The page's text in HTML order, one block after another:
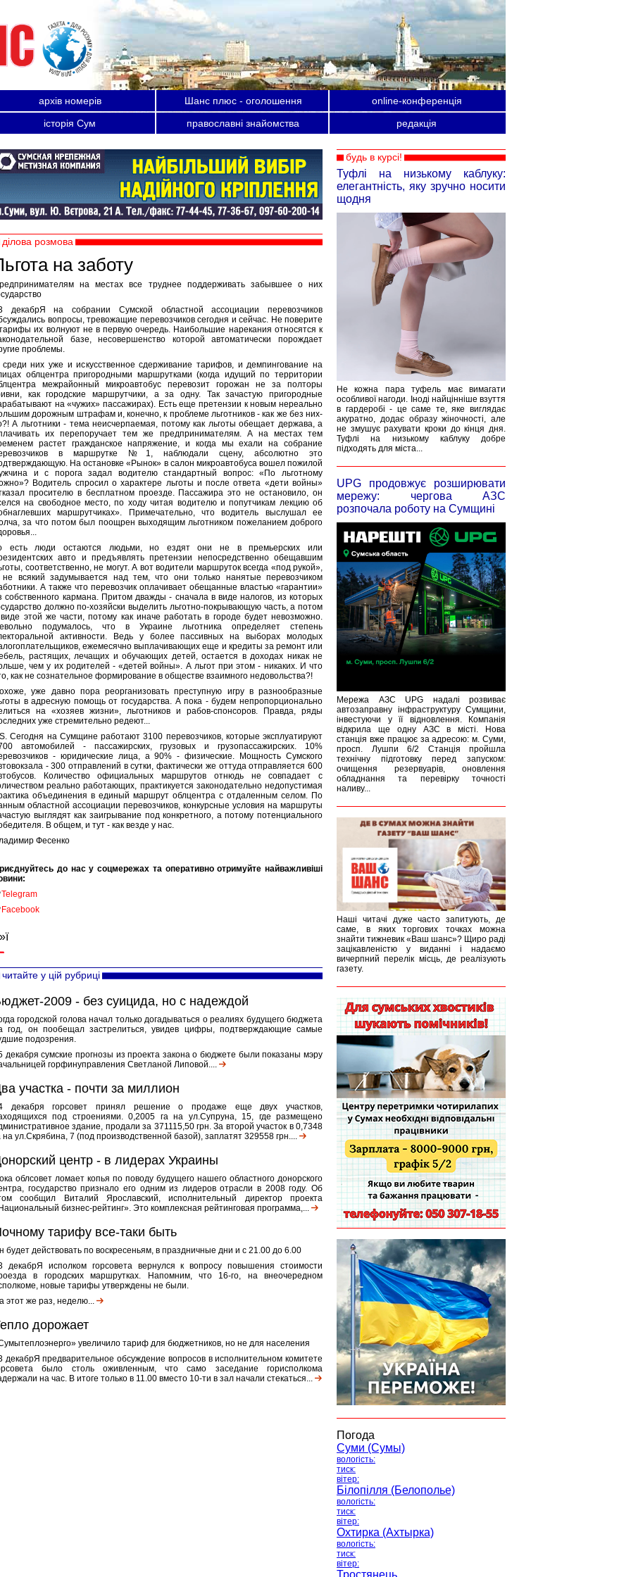
архів номерів Шанс плюс - оголошення
online-конференція
історія Сум православні знайомства редакція
ділова розмова
на заботу
на местах все труднее поддерживать забывшее о них
декабрЯ на собрании Сумской областной ассоциации перевозчиков
вопросы, тревожащие перевозчиков сегодня и сейчас. Не поверите
их волнуют не в первую очередь. Наибольшие нарекания относятся к
базе, несовершенство которой автоматически порождает
проблемы.
них уже и искусственное сдерживание тарифов, и демпингование на
облцентра пригородными маршрутками (когда идущий по территории
межрайонный микроавтобус перевозит горожан не за полторы
как городские маршрутчики, а за одну. Так зачастую пригородные
на «чужих» пассажирах). Есть еще претензии к новым нереально
дорожным штрафам и, конечно, к проблеме льготников - как же без них-
А льготники - тема неисчерпаемая, потому как льготы обещает держава, а
их перепоручает тем же предпринимателям. А на местах тем
растет гражданское напряжение, и когда мы ехали на собрание
в маршрутке №1, наблюдали сцену, абсолютно это
На остановке «Рынок» в салон микроавтобуса вошел пожилой
и с порога задал водителю стандартный вопрос: «По льготному
Водитель спросил о характере льготы и после ответа «дети войны»
просителю в бесплатном проезде. Пассажира это не остановило, он
на свободное место, по ходу читая водителю и попутчикам лекцию об
маршрутчиках». Примечательно, что водитель выслушал ее
за что потом был поощрен выходящим льготником пожеланием доброго
есть люди остаются людьми, но ездят они не в премьерских или
авто и предъявлять претензии непосредственно обещавшим
соответственно, не могут. А вот водители маршруток всегда «под рукой»,
всякий задумывается над тем, что они только нанятые перевозчиком
А также что перевозчик оплачивает обещанные властью «гарантии»
собственного кармана. Притом дважды - сначала в виде налогов, из которых
должно по-хозяйски выделить льготно-покрывающую часть, а потом
этой же части, потому как иначе работать в городе будет невозможно.
подумалось, что в Украине льготника определяет степень
активности. Ведь у более пассивных на выборах молодых
ежемесячно выплачивающих еще и кредиты за ремонт или
растящих, лечащих и обучающих детей, остается в доходах никак не
чем у их родителей - «детей войны». А льгот при этом - никаких. И что
как не сознательное формирование в обществе взаимного недовольства?!
уже давно пора реорганизовать преступную игру в разнообразные
в адресную помощь от государства. А пока - будем непропорционально
на «хозяев жизни», льготников и рабов-спонсоров. Правда, ряды
уже стремительно редеют...
Сегодня на Сумщине работают 3100 перевозчиков, которые эксплуатируют
автомобилей - пассажирских, грузовых и грузопассажирских. 10%
- юридические лица, а 90% - физические. Мощность Сумского
- 300 отправлений в сутки, фактически же оттуда отправляется 600
Количество официальных маршрутов отнюдь не совпадает с
реально работающих, практикуется законодательно недопустимая
объединения в единый маршрут облцентра с отдаленным селом. По
областной ассоциации перевозчиков, конкурсные условия на маршруты
выглядят как заигрывание под конкретного, а потому потенциального
В общем, и тут - как везде у нас.
Фесенко
до нас у соцмережах та оперативно отримуйте найважливіші
Telegram
Facebook
читайте у цій рубриці
2009 - без суицида, но с надеждой
городской голова начал только догадываться о реалиях будущего бюджета
год, он пообещал застрелиться, увидев цифры, подтверждающие самые
подозрения.
декабря сумские прогнозы из проекта закона о бюджете были показаны мэру
горфинуправления Светланой Липовой....
участка - почти за миллион
декабря горсовет принял решение о продаже еще двух участков,
под строениями. 0,2005 га на ул.Супруна, 15, где размещено
здание, продали за 371115,50 грн. За второй участок в 0,7348
на ул.Скрябина, 7 (под производственной базой), заплатят 329558 грн....
центр - в лидерах Украины
облсовет ломает копья по поводу будущего нашего областного донорского
государство признало его одним из лидеров отрасли в 2008 году. Об
сообщил Виталий Ярославский, исполнительный директор проекта
бизнес-рейтинг». Это комплексная рейтинговая программа,...
тарифу все-таки быть
будет действовать по воскресеньям, в праздничные дни и с 21.00 до 6.00
декабрЯ исполком горсовета вернулся к вопросу повышения стоимости
в городских маршрутках. Напомним, что 16-го, на внеочередном
новые тарифы утверждены не были.
этот же раз, неделю...
дорожает
увеличило тариф для бюджетников, но не для населения
декабрЯ предварительное обсуждение вопросов в исполнительном комитете
было столь оживленным, что само заседание горисполкома
на час. В итоге только в 11.00 вместо 10-ти в зал начали стекаться...
будь в курсі!
Туфлі на низькому каблуку:
елегантність, яку зручно носити
щодня
Не кожна пара туфель має вимагати
особливої нагоди. Іноді найцінніше взуття
в гардеробі - це саме те, яке виглядає
акуратно, додає образу жіночності, але
не змушує рахувати кроки до кінця дня.
Туфлі на низькому каблуку добре
підходять для міста...
UPG продовжує розширювати
мережу: чергова АЗС
розпочала роботу на Сумщині
Мережа АЗС UPG надалі розвиває
автозаправну інфраструктуру Сумщини,
інвестуючи у її відновлення. Компанія
відкрила ще одну АЗС в місті. Нова
станція вже працює за адресою: м. Суми,
просп. Лушпи 6/2 Станція пройшла
технічну підготовку перед запуском:
очищення резервуарів, оновлення
обладнання та перевірку точності
наливу...
Наші читачі дуже часто запитують, де
саме, в яких торгових точках можна
знайти тижневик «Ваш шанс»? Щиро раді
зацікавленістю у виданні і надаємо
вичерпний перелік місць, де реалізують
газету.
Погода
Суми (Сумы)
вологість:
тиск:
вітер:
Білопілля (Белополье)
вологість:
тиск:
вітер:
Охтирка (Ахтырка)
вологість:
тиск:
вітер:
Тростянець